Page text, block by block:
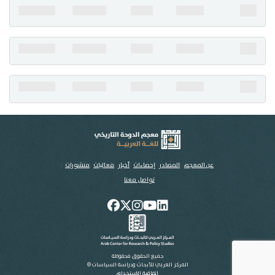
عن المعجم المصادر إحصاءات أخبار فعاليات منشورات
تواصل معنا
جميع الحقوق محفوظة
المركز العربي للأبحاث ودراسة السياسات ©